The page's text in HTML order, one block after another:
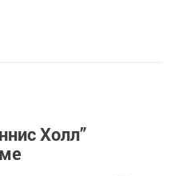
Холл”